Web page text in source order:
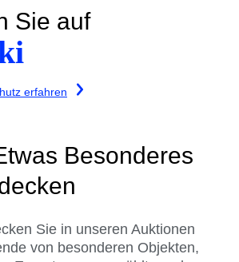
Sie auf
erfahren
Besonderes
Sie in unseren Auktionen
von besonderen Objekten,